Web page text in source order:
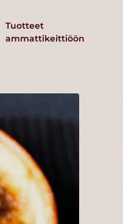
Tuotteet
ammattikeittiöön